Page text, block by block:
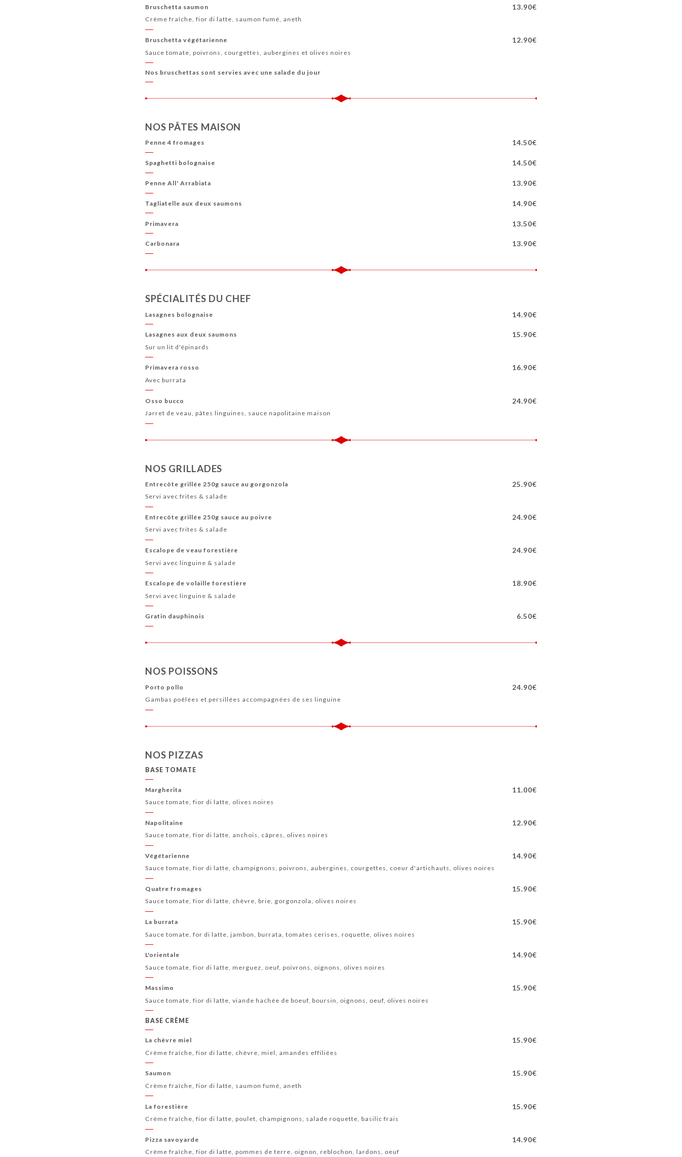
Bruschetta saumon 13.90€
Crème fraîche, fior di latte, saumon fumé, aneth
Bruschetta végétarienne 12.90€
Sauce tomate, poivrons, courgettes, aubergines et olives noires
Nos bruschettas sont servies avec une salade du jour
NOS PÂTES MAISON
Penne 4 fromages 14.50€
Spaghetti bolognaise 14.50€
Penne All' Arrabiata 13.90€
Tagliatelle aux deux saumons 14.90€
Primavera 13.50€
Carbonara 13.90€
SPÉCIALITÉS DU CHEF
Lasagnes bolognaise 14.90€
Lasagnes aux deux saumons 15.90€
Sur un lit d'épinards
Primavera rosso 16.90€
Avec burrata
Osso bucco 24.90€
Jarret de veau, pâtes linguines, sauce napolitaine maison
NOS GRILLADES
Entrecôte grillée 250g sauce au gorgonzola 25.90€
Servi avec frites & salade
Entrecôte grillée 250g sauce au poivre 24.90€
Servi avec frites & salade
Escalope de veau forestière 24.90€
Servi avec linguine & salade
Escalope de volaille forestière 18.90€
Servi avec linguine & salade
Gratin dauphinois 6.50€
NOS POISSONS
Porto pollo 24.90€
Gambas poêlées et persillées accompagnées de ses linguine
NOS PIZZAS
BASE TOMATE
Margherita 11.00€
Sauce tomate, fior di latte, olives noires
Napolitaine 12.90€
Sauce tomate, fior di latte, anchois, câpres, olives noires
Végétarienne 14.90€
Sauce tomate, fior di latte, champignons, poivrons, aubergines, courgettes, coeur d'artichauts, olives noires
Quatre fromages 15.90€
Sauce tomate, fior di latte, chèvre, brie, gorgonzola, olives noires
La burrata 15.90€
Sauce tomate, for di latte, jambon, burrata, tomates cerises, roquette, olives noires
L'orientale 14.90€
Sauce tomate, fior di latte, merguez, oeuf, poivrons, oignons, olives noires
Massimo 15.90€
Sauce tomate, fior di latte, viande hachée de boeuf, boursin, oignons, oeuf, olives noires
BASE CRÈME
La chèvre miel 15.90€
Crème fraîche, fior di latte, chèvre, miel, amandes effiliées
Saumon 15.90€
Crème fraîche, fior di latte, saumon fumé, aneth
La forestière 15.90€
Crème fraîche, fior di latte, poulet, champignons, salade roquette, basilic frais
Pizza savoyarde 14.90€
Crème fraîche, fior di latte, pommes de terre, oignon, reblochon, lardons, oeuf